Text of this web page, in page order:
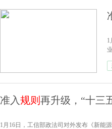
1
准入规则 再升级，“十三
1月16日，工信部政法司对外发布《新能